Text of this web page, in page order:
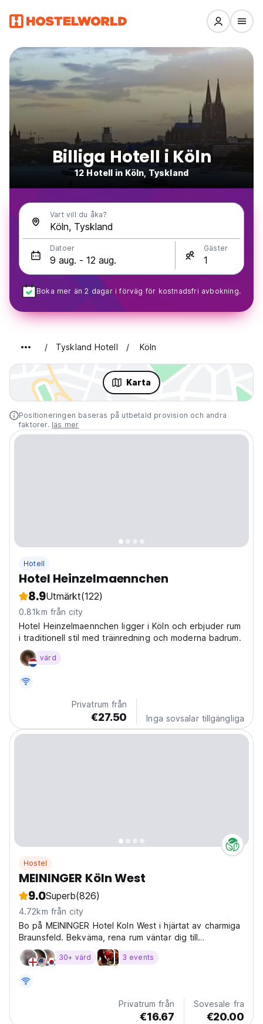
Billiga Hotell i Köln
12 Hotell in Köln, Tyskland
Vart vill du åka?
Datoer Gäster
Boka mer än 2 dagar i förväg för kostnadsfri avbokning.
Tyskland Hotell Köln
Karta
Positioneringen baseras på utbetald provision och andra
faktorer. läs mer
Hotell
Hotel Heinzelmaennchen
8.9Utmärkt(122)
0.81km från city
Hotel Heinzelmaennchen ligger i Köln och erbjuder rum
i traditionell stil med träinredning och moderna badrum.
värd
Privatrum från
€27.50 Inga sovsalar tillgängliga
Hostel
MEININGER Köln West
9.0Superb(826)
4.72km från city
Bo på MEININGER Hotel Koln West i hjärtat av charmiga
Braunsfeld. Bekväma, rena rum väntar dig till
överkomliga priser.
30+ värd 3 events
Privatrum från
€16.67
Sovesale fra
€20.00